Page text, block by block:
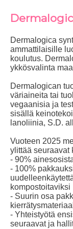
Dermalogica
ammattilaisille
koulutus.
ykkösvalinta
Dermalogican
väriaineita tai
vegaanisia ja
sisällä
lanoliinia, S.D.
Vuoteen 2025
ylittää seuraavat
- 90%
- 100%
kompostoitaviksi
- Suurin osa
- Yhteistyötä
seuraavat ja